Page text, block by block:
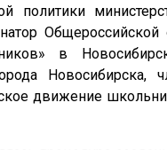
политики
в
Новосибирска,
движение